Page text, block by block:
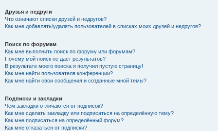
Друзья и недруги
Что означают списки друзей и недругов?
Как мне добавлять/удалять пользователей в списках моих друзей и недругов?
Поиск по форумам
Как мне выполнить поиск по форуму или форумам?
Почему мой поиск не даёт результатов?
В результате моего поиска я получил пустую страницу!
Как мне найти пользователя конференции?
Как мне найти свои сообщения и созданные мной темы?
Подписки и закладки
Чем закладки отличаются от подписок?
Как мне сделать закладку или подписаться на определённую тему?
Как мне подписаться на определённый форум?
Как мне отказаться от подписки?